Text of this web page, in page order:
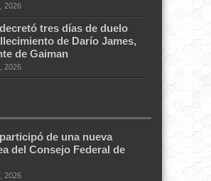
2026
tres días de duelo
de Darío James,
de Gaiman
2026
de una nueva
del Consejo Federal de
2026